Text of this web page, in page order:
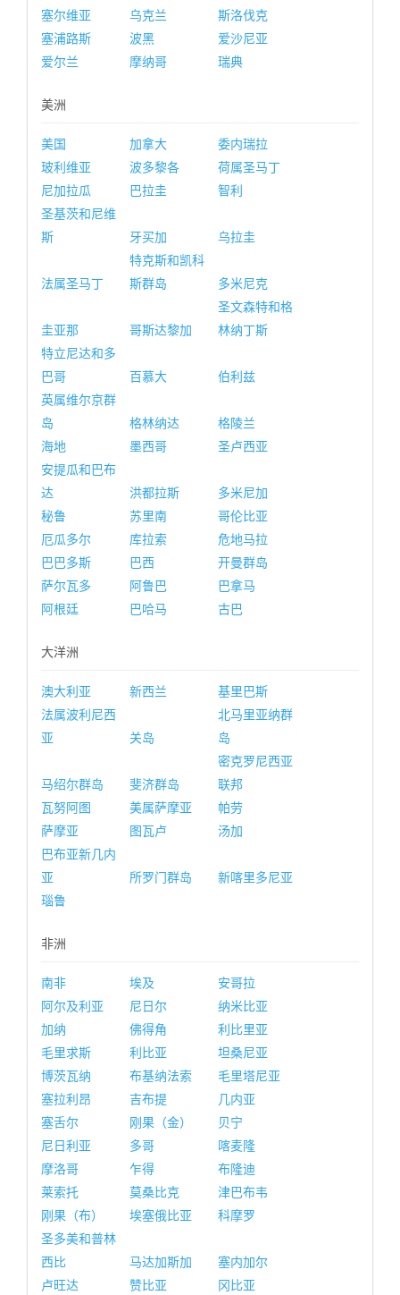
塞尔维亚
乌克兰
斯洛伐克
塞浦路斯
波黑
爱沙尼亚
爱尔兰
摩纳哥 瑞典
美洲
美国 加拿大
委内瑞拉
玻利维亚
波多黎各
荷属圣马丁
尼加拉瓜
巴拉圭
智利
圣基茨和尼维
斯
牙买加 乌拉圭
法属圣马丁
特克斯和凯科
斯群岛
多米尼克
圭亚那 哥斯达黎加
圣文森特和格
林纳丁斯
特立尼达和多
巴哥
百慕大
伯利兹
英属维尔京群
岛
格林纳达
格陵兰
海地
墨西哥
圣卢西亚
安提瓜和巴布
达
洪都拉斯
多米尼加
秘鲁
苏里南
哥伦比亚
厄瓜多尔
库拉索
危地马拉
巴巴多斯
巴西
开曼群岛
萨尔瓦多
阿鲁巴
巴拿马
阿根廷
巴哈马 古巴
大洋洲
澳大利亚 新西兰
基里巴斯
法属波利尼西
亚
关岛
北马里亚纳群
岛
马绍尔群岛 斐济群岛
密克罗尼西亚
联邦
瓦努阿图
美属萨摩亚
帕劳
萨摩亚
图瓦卢
汤加
巴布亚新几内
亚
所罗门群岛
新喀里多尼亚
瑙鲁
非洲
南非 埃及
安哥拉
阿尔及利亚
尼日尔
纳米比亚
加纳
佛得角
利比里亚
毛里求斯
利比亚
坦桑尼亚
博茨瓦纳
布基纳法索
毛里塔尼亚
塞拉利昂
吉布提
几内亚
塞舌尔
刚果（金）
贝宁
尼日利亚
多哥
喀麦隆
摩洛哥
乍得
布隆迪
莱索托
莫桑比克
津巴布韦
刚果（布）
埃塞俄比亚
科摩罗
圣多美和普林
西比
马达加斯加
塞内加尔
卢旺达
赞比亚 冈比亚